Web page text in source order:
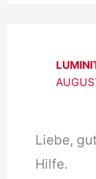
Liebe,
Hilfe.